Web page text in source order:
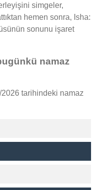
simgeler,
hemen sonra, Isha:
sonunu işaret
namaz
tarihindeki namaz